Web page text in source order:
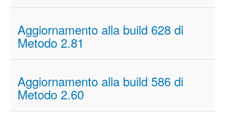
Aggiornamento alla build 628 di
Metodo 2.81
Aggiornamento alla build 586 di
Metodo 2.60